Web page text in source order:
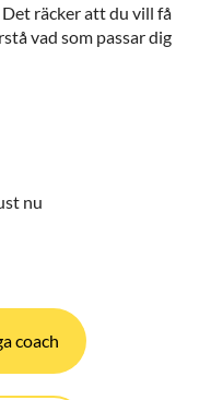
räcker att du vill få
vad som passar dig
nu
coach